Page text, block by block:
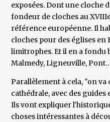
exposées. Dont une cloche
fondeur de cloches au
référence européenne. Il
cloches pour des églises en
limitrophes. Et il en a fondu
Malmedy, Ligneuville,
Parallèlement à cela, "on
cathédrale, avec des
Ils vont expliquer
choses intéressantes à